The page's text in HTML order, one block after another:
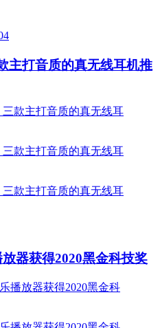
主打音质的真无线耳机推
器获得2020黑金科技奖